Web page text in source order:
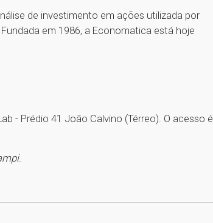
de investimento em ações utilizada por
em 1986, a Economatica está hoje
- Prédio 41 João Calvino (Térreo). O acesso é
.